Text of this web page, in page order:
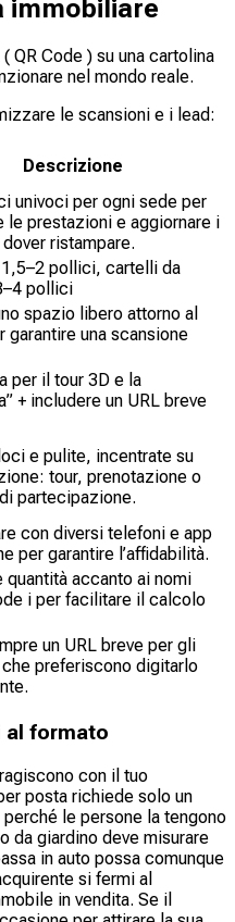
immobiliare
QR Code ) su una cartolina
nel mondo reale.
le scansioni e i lead:
Descrizione
univoci per ogni sede per
le prestazioni e aggiornare i
dover ristampare.
pollici, cartelli da
pollici
spazio libero attorno al
garantire una scansione
per il tour 3D e la
+ includere un URL breve
e pulite, incentrate su
tour, prenotazione o
partecipazione.
con diversi telefoni e app
per garantire l’affidabilità.
quantità accanto ai nomi
i per facilitare il calcolo
un URL breve per gli
preferiscono digitarlo
al formato
con il tuo
posta richiede solo un
le persone la tengono
da giardino deve misurare
in auto possa comunque
si fermi al
in vendita. Se il